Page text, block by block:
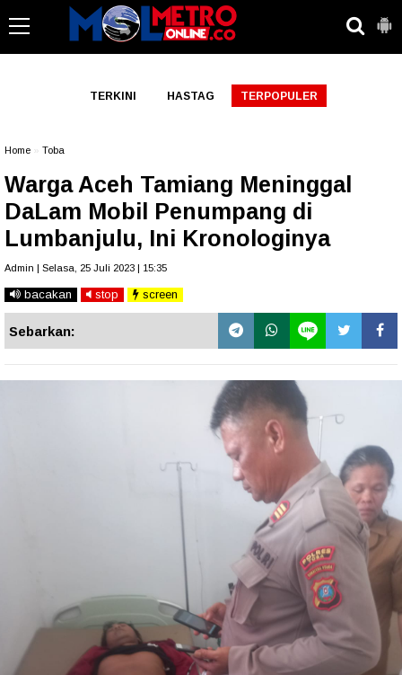
TERKINI HASTAG TERPOPULER
Home Toba
Warga Aceh Tamiang Meninggal
DaLam Mobil Penumpang di
Lumbanjulu, Ini Kronologinya
Admin | Selasa, 25 Juli 2023 | 15:35
bacakan stop screen
Sebarkan: